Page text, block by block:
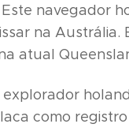
Este navegador
na Austrália.
atual
explorador
como